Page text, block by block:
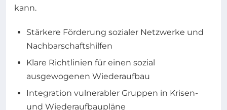
kann.
Stärkere Förderung sozialer Netzwerke und
Nachbarschaftshilfen
Klare Richtlinien für einen sozial
ausgewogenen Wiederaufbau
Integration vulnerabler Gruppen in Krisen-
und Wiederaufbaupläne